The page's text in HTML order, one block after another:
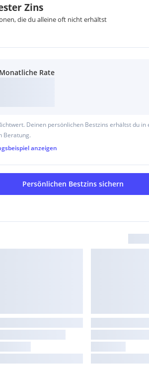
Zins
die du alleine oft nicht erhältst
Monatliche Rate
Deinen persönlichen Bestzins erhältst du in
Beratung.
anzeigen
Persönlichen Bestzins sichern